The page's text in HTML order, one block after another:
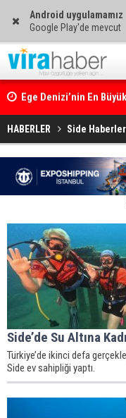
Android uygulamamız
Google Play'de mevcut
Ege Denizi’nin En
HABERLER Side
Side’de Su Altına
Türkiye’de ikinci defa
Side ev sahipliği yaptı.